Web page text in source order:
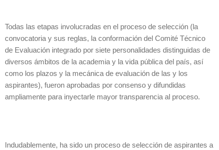
Todas las etapas involucradas en el proceso de selección (la
convocatoria y sus reglas, la conformación del Comité Técnico
de Evaluación integrado por siete personalidades distinguidas de
diversos ámbitos de la academia y la vida pública del país, así
como los plazos y la mecánica de evaluación de las y los
aspirantes), fueron aprobadas por consenso y difundidas
ampliamente para inyectarle mayor transparencia al proceso.
Indudablemente, ha sido un proceso de selección de aspirantes a